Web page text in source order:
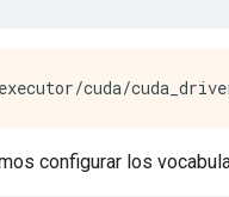
configurar los